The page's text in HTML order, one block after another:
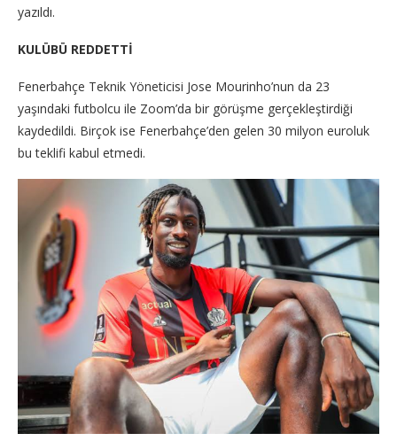
yazıldı.
KULÜBÜ REDDETTİ
Fenerbahçe Teknik Yöneticisi Jose Mourinho’nun da 23
yaşındaki futbolcu ile Zoom’da bir görüşme gerçekleştirdiği
kaydedildi. Birçok ise Fenerbahçe’den gelen 30 milyon euroluk
bu teklifi kabul etmedi.